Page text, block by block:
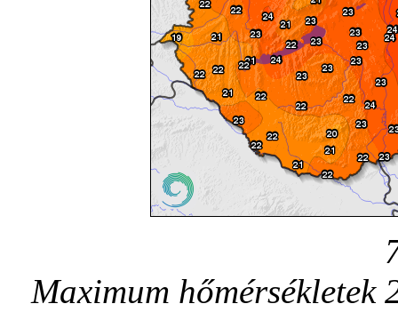
Maximum